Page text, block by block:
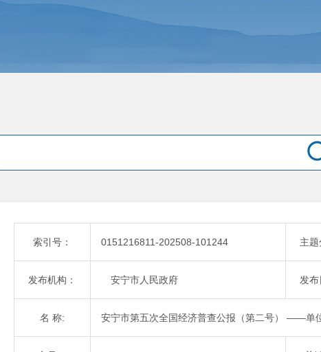
索引号： 0151216811-202508-101244 主题
发布机构： 安宁市人民政府 发布
名 称: 安宁市第五次全国经济普查公报（第二号） ——单